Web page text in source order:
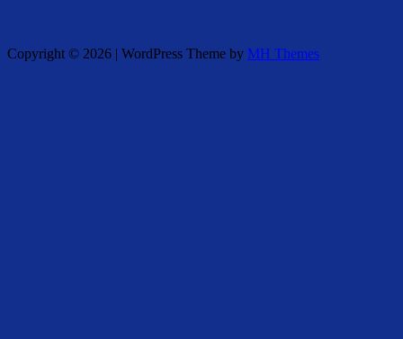
Copyright © 2026 | WordPress Theme by MH Themes